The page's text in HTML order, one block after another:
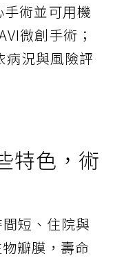
術並可用機
微創手術；
病況與風險評
特色，術
短、住院與
瓣膜，壽命